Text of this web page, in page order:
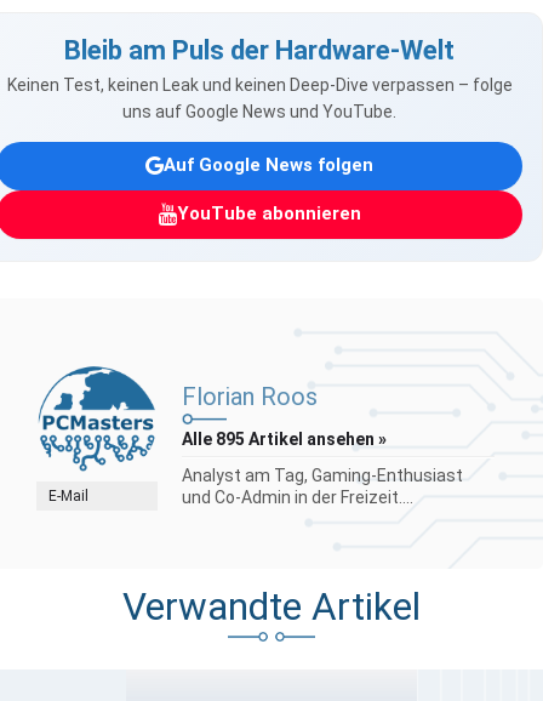
Bleib am Puls der Hardware-Welt
Keinen Test, keinen Leak und keinen Deep-Dive verpassen – folge
uns auf Google News und YouTube.
Auf Google News folgen
YouTube abonnieren
E-Mail
Florian Roos
Alle 895 Artikel ansehen »
Analyst am Tag, Gaming-Enthusiast
und Co-Admin in der Freizeit....
Verwandte Artikel